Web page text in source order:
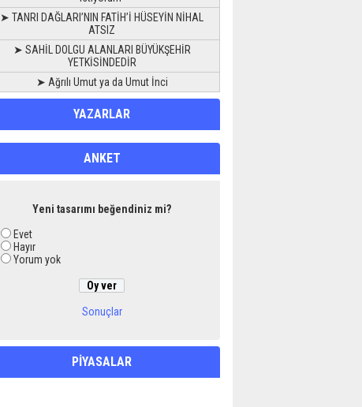
➤ TANRI DAĞLARI’NIN FATİH’İ HÜSEYİN NİHAL
ATSIZ
➤ SAHİL DOLGU ALANLARI BÜYÜKŞEHİR
YETKİSİNDEDİR
➤ Ağrılı Umut ya da Umut İnci
YAZARLAR
ANKET
Yeni tasarımı beğendiniz mi?
Evet
Hayır
Yorum yok
Sonuçlar
PİYASALAR